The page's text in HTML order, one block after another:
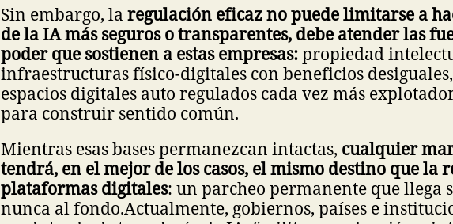
Sin embargo, la regulación eficaz no puede limitarse a
de la IA más seguros o transparentes, debe atender las
poder que sostienen a estas empresas:propiedad
infraestructuras físico-digitales con beneficios
espacios digitales auto regulados cada vez más
para construir sentido común.
Mientras esas bases permanezcan intactas, cualquier
tendrá, en el mejor de los casos, el mismo destino que la
plataformas digitales: un parcheo permanente que llega
nunca al fondo.Actualmente, gobiernos, países e